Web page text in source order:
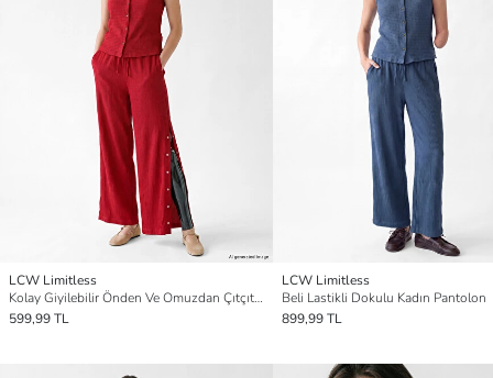
LCW Limitless
Kolay Giyilebilir Önden Ve Omuzdan Çıtçıtlı Bluz
599,99 TL
LCW Limitless
Beli Lastikli Dokulu Kadın Pantolon
899,99 TL